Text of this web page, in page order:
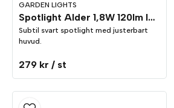
GARDEN LIGHTS
Spotlight Alder 1,8W 120lm IP44
Subtil svart spotlight med justerbart
huvud.
279 kr / st